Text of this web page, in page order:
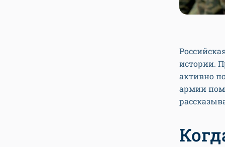
истории.
активно
армии